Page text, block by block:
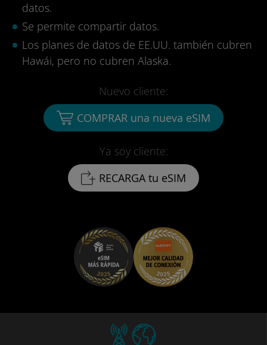
datos.
Se permite compartir datos.
Los planes de datos de EE.UU. también cubren
Hawái, pero no cubren Alaska.
Ya soy cliente:
RECARGA tu eSIM
Nuevo cliente:
COMPRAR una nueva eSIM